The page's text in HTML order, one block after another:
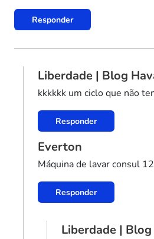
Responder
Liberdade | Blog
kkkkkk um ciclo que não
Responder
Everton
Máquina de lavar consul
Responder
Liberdade |